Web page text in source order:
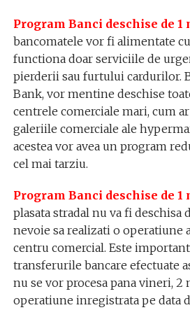
Program Banci deschise de 1
bancomatele vor fi alimentate
functiona doar serviciile de
pierderii sau furtului cardurilor.
Bank, vor mentine deschise
centrele comerciale mari, cum
galeriile comerciale ale
acestea vor avea un program
cel mai tarziu.
Program Banci deschise de 1
plasata stradal nu va fi deschisa
nevoie sa realizati o operatiune
centru comercial. Este important
transferurile bancare efectuate
nu se vor procesa pana vineri, 2
operatiune inregistrata pe data